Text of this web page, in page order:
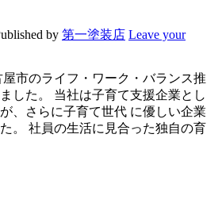
by 第一塗装店 Leave your
市のライフ・ワーク・バランス推
した。 当社は子育て支援企業とし
、さらに子育て世代 に優しい企業
。 社員の生活に見合った独自の育